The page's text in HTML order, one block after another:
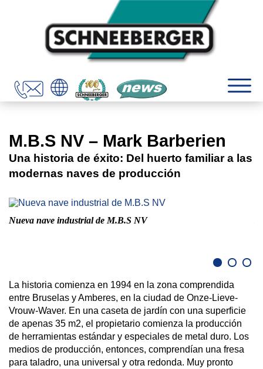
M.B.S NV – Mark Barberien
Una historia de éxito: Del huerto familiar a las
modernas naves de producción
Nueva nave industrial de M.B.S NV
La historia comienza en 1994 en la zona comprendida
entre Bruselas y Amberes, en la ciudad de Onze-Lieve-
Vrouw-Waver. En una caseta de jardín con una superficie
de apenas 35 m2, el propietario comienza la producción
de herramientas estándar y especiales de metal duro. Los
medios de producción, entonces, comprendían una fresa
para taladro, una universal y otra redonda. Muy pronto